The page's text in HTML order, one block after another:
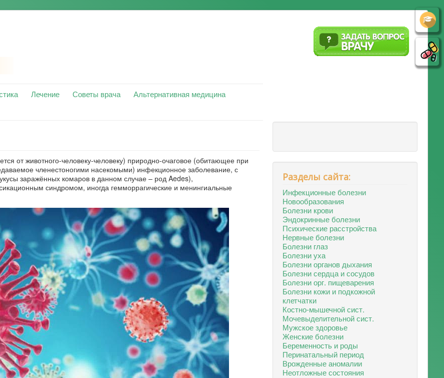
Лечение Советы врача
Альтернативная медицина
от животного-человеку-человеку) природно-очаговое (обитающее при
членестоногими насекомыми) инфекционное заболевание, с
заражённых комаров в данном случае – род Aedes),
синдромом, иногда гемморрагические и менингиальные
Разделы сайта:
Инфекционные болезни
Новообразования
Болезни крови
Эндокринные болезни
Психические расстройства
Нервные болезни
Болезни глаз
Болезни уха
Болезни органов дыхания
Болезни сердца и сосудов
Болезни орг. пищеварения
Болезни кожи и подкожной
клетчатки
Костно-мышечной сист.
Мочевыделительной сист.
Мужское здоровье
Женские болезни
Беременность и роды
Перинатальный период
Врожденные аномалии
Неотложные состояния